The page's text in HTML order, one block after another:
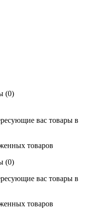
(0)
вас товары в
товаров
(0)
вас товары в
товаров